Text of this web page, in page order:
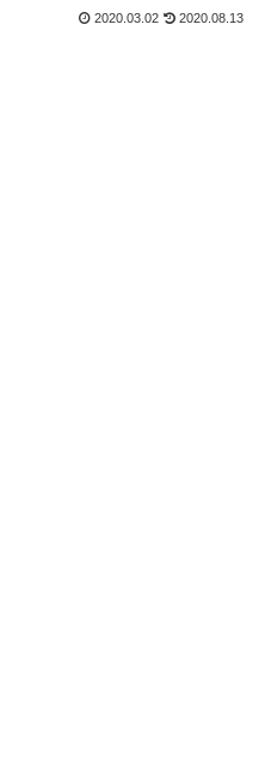
2020.03.02 2020.08.13